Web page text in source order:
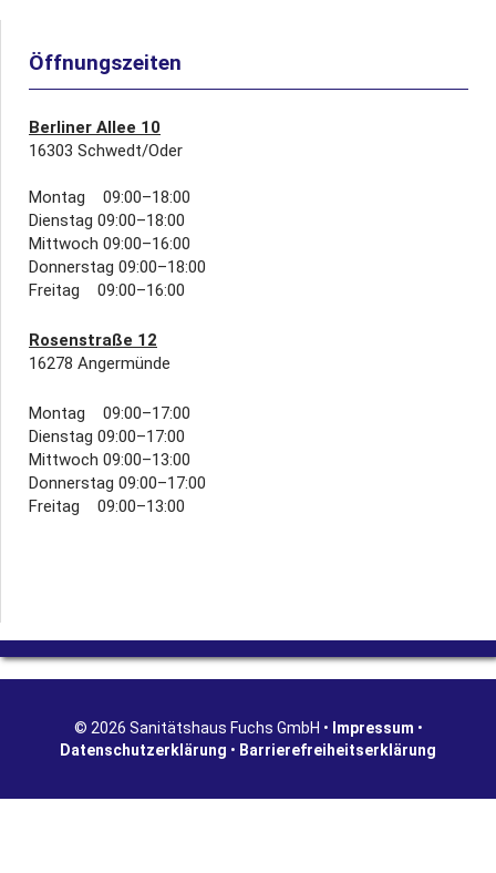
Öffnungszeiten
Berliner Allee 10
16303 Schwedt/Oder
Montag 09:00–18:00
Dienstag 09:00–18:00
Mittwoch 09:00–16:00
Donnerstag 09:00–18:00
Freitag 09:00–16:00
Rosenstraße 12
16278 Angermünde
Montag 09:00–17:00
Dienstag 09:00–17:00
Mittwoch 09:00–13:00
Donnerstag 09:00–17:00
Freitag 09:00–13:00
© 2026 Sanitätshaus Fuchs GmbH • Impressum •
Datenschutzerklärung • Barrierefreiheitserklärung